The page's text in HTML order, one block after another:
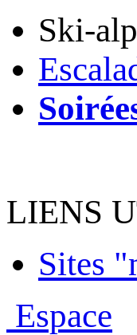
Ski-
LIENS
Sites
Espace